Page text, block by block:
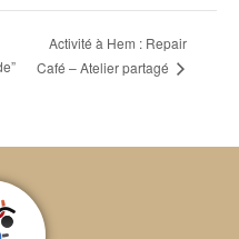
Activité à Hem : Repair
Café – Atelier partagé